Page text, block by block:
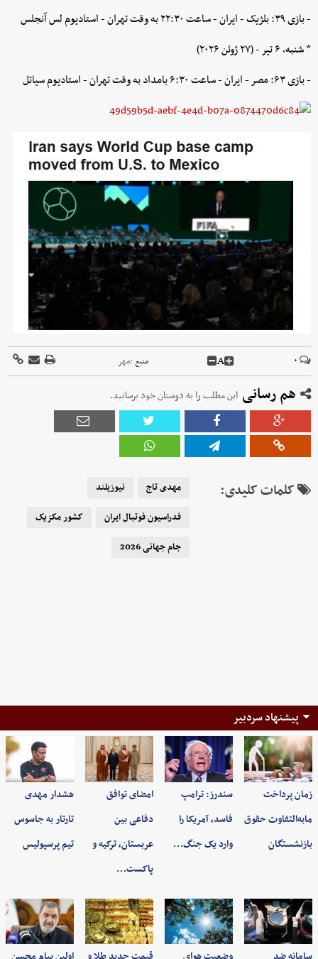
- بازی ۳۹: بلژیک - ایران - ساعت ۲۲:۳۰ به وقت تهران - استادیوم لس آنجلس
* شنبه، ۶ تیر - (۲۷ ژوئن ۲۰۲۶)
- بازی ۶۳: مصر - ایران - ساعت ۶:۳۰ بامداد به وقت تهران - استادیوم سیاتل
۰ A منبع :مهر
هم رسانی این مطلب را به دوستان خود برسانید.
کلمات کلیدی: مهدی تاج
نیوزیلند
فدراسیون فوتبال ایران
کشور مکزیک
جام جهانی 2026
پیشنهاد سردبیر
زمان پرداخت
مابه‌التفاوت حقوق
بازنشستگان
سندرز: ترامپ
فاسد، آمریکا را
وارد یک جنگ…
امضای توافق
دفاعی بین
عربستان، ترکیه و
پاکست…
هشدار مهدی
تارتار به جاسوس
تیم پرسپولیس